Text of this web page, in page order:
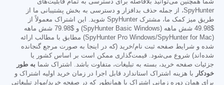
شما همچنین می‌توانید بلافاصله برای دسترسی به تمام قابلیت‌های
SpyHunter، از جمله حذف بدافزار و دسترسی به بخش پشتیبانی ما از
طریق میز کمک ما، مشترک SpyHunter شوید. این اشتراک معمولاً از
$49.98
شش ماهه (SpyHunter Basic Windows) و $79.98
شش ماهه
(SpyHunter Pro Windows/SpyHunter for Mac) مطابق با مطالب ارائه
شده و شرایط صفحه ثبت نام/خرید (که در اینجا به صورت مرجع گنجانده
شده‌اند) شروع می‌شود. قیمت‌گذاری ممکن است بر اساس کشور یا
جزئیات صفحه خرید، بسته به تبلیغات، متفاوت باشد. اشتراک شما به طور
خودکار
با هزینه اشتراک استاندارد قابل اجرا در زمان خرید اولیه اشتراک و
برای همان دوره زمانی اشتراک یا همانطور که در صفحه خرید/مواد تبلیغاتی